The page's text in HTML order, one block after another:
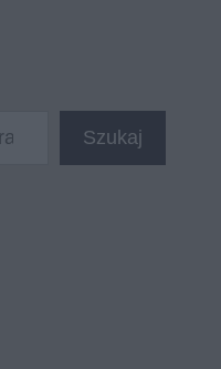
Szukaj